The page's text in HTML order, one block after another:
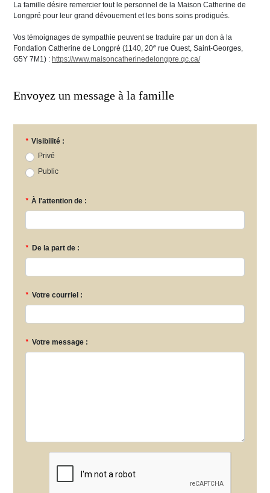
La famille désire remercier tout le personnel de la Maison Catherine de
Longpré pour leur grand dévouement et les bons soins prodigués.
Vos témoignages de sympathie peuvent se traduire par un don à la
Fondation Catherine de Longpré (1140, 20e rue Ouest, Saint-Georges,
G5Y 7M1) : https://www.maisoncatherinedelongpre.qc.ca/
Envoyez un message à la famille
* Visibilité :
Privé
Public
* À l'attention de :
* De la part de :
* Votre courriel :
* Votre message :